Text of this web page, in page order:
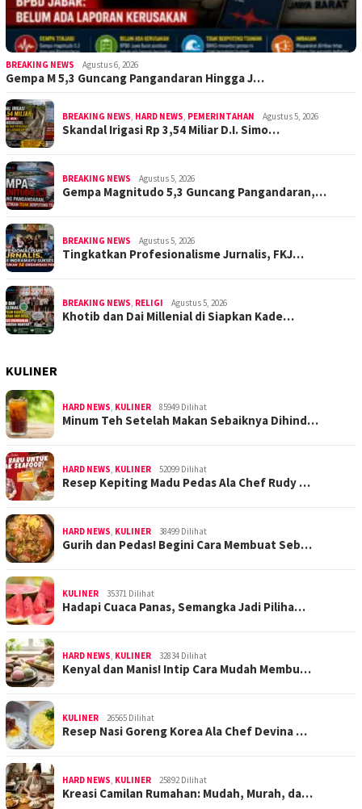
BREAKING NEWS Agustus 6, 2026
Gempa M 5,3 Guncang Pangandaran Hingga J…
BREAKING NEWS HARD NEWS PEMERINTAHAN Agustus 5, 2026
Skandal Irigasi Rp 3,54 Miliar D.I. Simo…
BREAKING NEWS Agustus 5, 2026
Gempa Magnitudo 5,3 Guncang Pangandaran,…
BREAKING NEWS Agustus 5, 2026
Tingkatkan Profesionalisme Jurnalis, FKJ…
BREAKING NEWS RELIGI Agustus 5, 2026
Khotib dan Dai Millenial di Siapkan Kade…
KULINER
HARD NEWS KULINER 85949 Dilihat
Minum Teh Setelah Makan Sebaiknya Dihind…
HARD NEWS KULINER 52099 Dilihat
Resep Kepiting Madu Pedas Ala Chef Rudy …
HARD NEWS KULINER 38499 Dilihat
Gurih dan Pedas! Begini Cara Membuat Seb…
KULINER 35371 Dilihat
Hadapi Cuaca Panas, Semangka Jadi Piliha…
HARD NEWS KULINER 32834 Dilihat
Kenyal dan Manis! Intip Cara Mudah Membu…
KULINER 26565 Dilihat
Resep Nasi Goreng Korea Ala Chef Devina …
HARD NEWS KULINER 25892 Dilihat
Kreasi Camilan Rumahan: Mudah, Murah, da…